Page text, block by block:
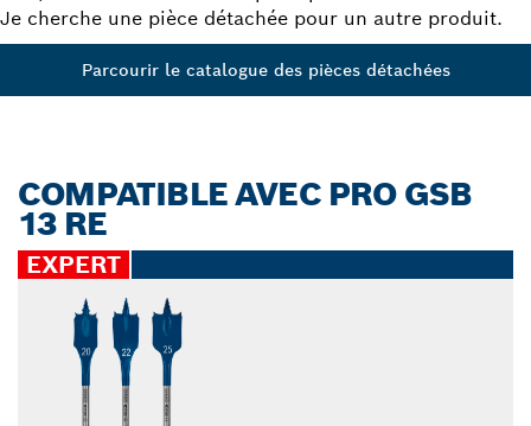
Je cherche une pièce détachée pour un autre produit.
Parcourir le catalogue des pièces détachées
COMPATIBLE AVEC PRO GSB
13 RE
EXPERT